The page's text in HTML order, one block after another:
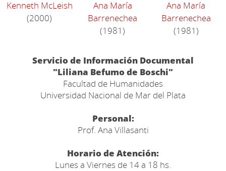
Kenneth McLeish
(2000)
Ana María
Barrenechea
(1981)
Ana María
Barrenechea
(1981)
Servicio de Información Documental
"Liliana Befumo de Boschi"
Facultad de Humanidades
Universidad Nacional de Mar del Plata
Personal:
Prof. Ana Villasanti
Horario de Atención:
Lunes a Viernes de 14 a 18 hs.